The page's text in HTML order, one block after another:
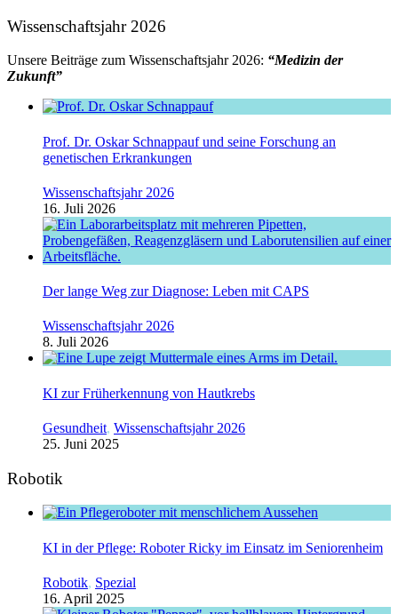
Wissenschaftsjahr 2026
Unsere Beiträge zum Wissenschaftsjahr 2026: “Medizin der
Zukunft”
Prof. Dr. Oskar Schnappauf und seine Forschung an
genetischen Erkrankungen
Wissenschaftsjahr 2026
16. Juli 2026
Der lange Weg zur Diagnose: Leben mit CAPS
Wissenschaftsjahr 2026
8. Juli 2026
KI zur Früherkennung von Hautkrebs
Gesundheit, Wissenschaftsjahr 2026
25. Juni 2025
Robotik
KI in der Pflege: Roboter Ricky im Einsatz im Seniorenheim
Robotik, Spezial
16. April 2025